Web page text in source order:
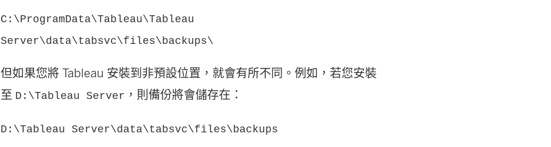
C:\ProgramData\Tableau\Tableau
Server\data\tabsvc\files\backups\
但如果您將 Tableau 安裝到非預設位置，就會有所不同。例如，若您安裝
至 D:\Tableau Server ，則備份將會儲存在：
D:\Tableau Server\data\tabsvc\files\backups